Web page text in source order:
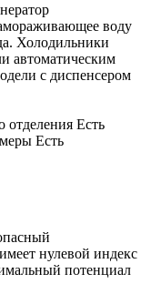
воду
Холодильники
автоматическим
с диспенсером
отделения Есть
Есть
нулевой индекс
потенциал